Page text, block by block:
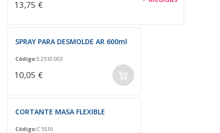
13,75 €
SPRAY PARA DESMOLDE AR 600ml
Código:S 2510.003
10,05 €
CORTANTE MASA FLEXIBLE
Código:C 5510